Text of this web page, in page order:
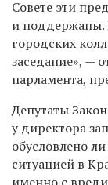
Совете эти
и поддержаны.
городских
заседание», —
парламента,
Депутаты
у директора
обусловлено
ситуацией в